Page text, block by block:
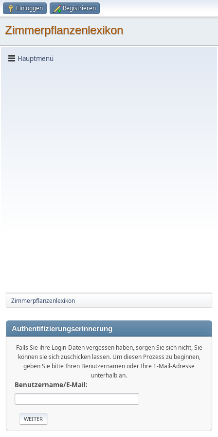
Einloggen Registrieren
Zimmerpflanzenlexikon
Hauptmenü
Zimmerpflanzenlexikon
Authentifizierungserinnerung
Falls Sie ihre Login-Daten vergessen haben, sorgen Sie sich nicht, Sie
können sie sich zuschicken lassen. Um diesen Prozess zu beginnen,
geben Sie bitte Ihren Benutzernamen oder Ihre E-Mail-Adresse
unterhalb an.
Benutzername/E-Mail: